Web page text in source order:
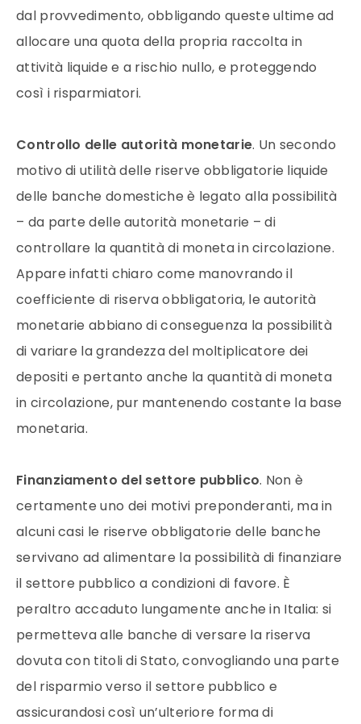
dal provvedimento, obbligando queste ultime ad
allocare una quota della propria raccolta in
attività liquide e a rischio nullo, e proteggendo
così i risparmiatori.
Controllo delle autorità monetarie. Un secondo
motivo di utilità delle riserve obbligatorie liquide
delle banche domestiche è legato alla possibilità
– da parte delle autorità monetarie – di
controllare la quantità di moneta in circolazione.
Appare infatti chiaro come manovrando il
coefficiente di riserva obbligatoria, le autorità
monetarie abbiano di conseguenza la possibilità
di variare la grandezza del moltiplicatore dei
depositi e pertanto anche la quantità di moneta
in circolazione, pur mantenendo costante la base
monetaria.
Finanziamento del settore pubblico. Non è
certamente uno dei motivi preponderanti, ma in
alcuni casi le riserve obbligatorie delle banche
servivano ad alimentare la possibilità di finanziare
il settore pubblico a condizioni di favore. È
peraltro accaduto lungamente anche in Italia: si
permetteva alle banche di versare la riserva
dovuta con titoli di Stato, convogliando una parte
del risparmio verso il settore pubblico e
assicurandosi così un’ulteriore forma di